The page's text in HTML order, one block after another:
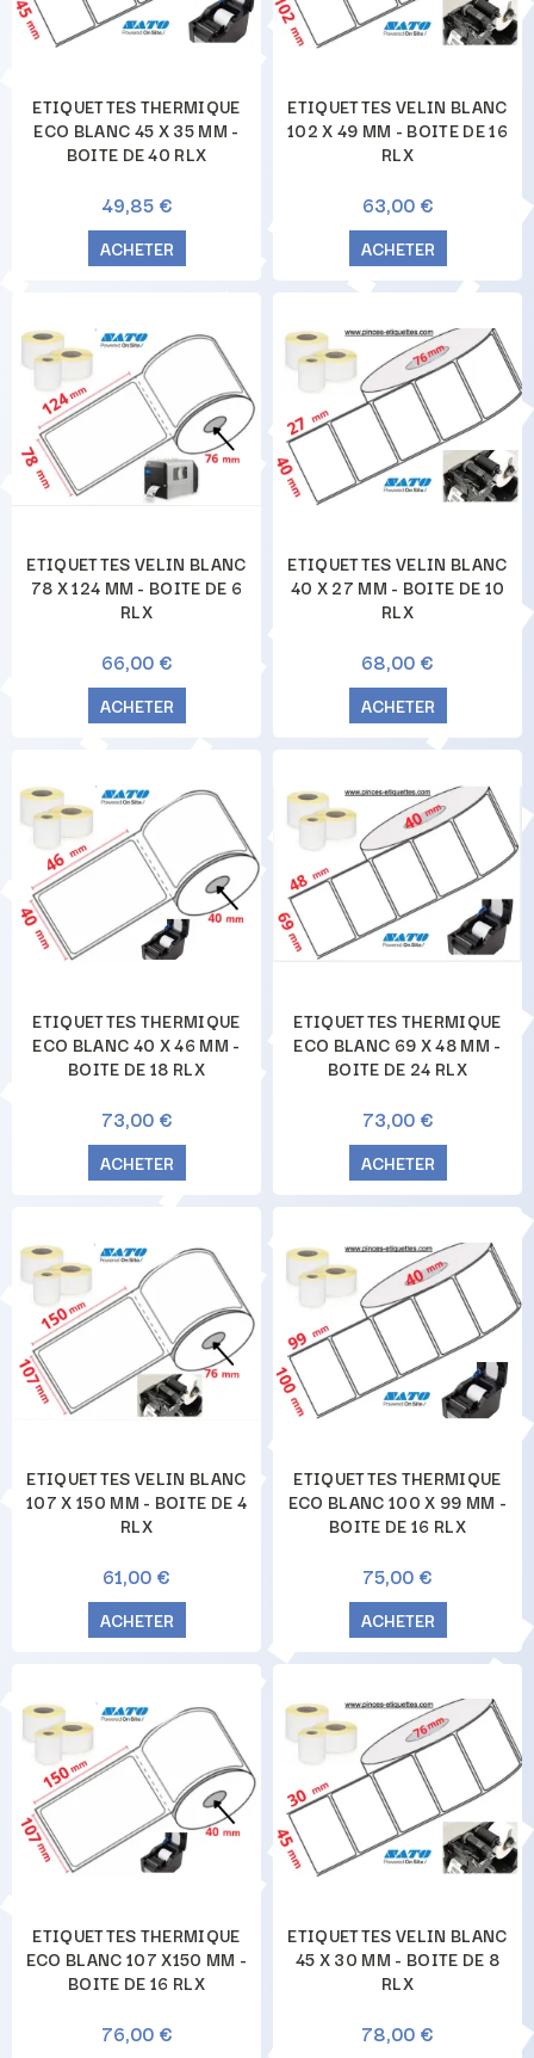
ETIQUETTES THERMIQUE
ECO BLANC 45 X 35 MM -
BOITE DE 40 RLX
49,85 €
ACHETER
ETIQUETTES VELIN BLANC
102 X 49 MM - BOITE DE 16
RLX
63,00 €
ACHETER
ETIQUETTES VELIN BLANC
78 X 124 MM - BOITE DE 6
RLX
66,00 €
ACHETER
ETIQUETTES VELIN BLANC
40 X 27 MM - BOITE DE 10
RLX
68,00 €
ACHETER
ETIQUETTES THERMIQUE
ECO BLANC 40 X 46 MM -
BOITE DE 18 RLX
73,00 €
ACHETER
ETIQUETTES THERMIQUE
ECO BLANC 69 X 48 MM -
BOITE DE 24 RLX
73,00 €
ACHETER
ETIQUETTES VELIN BLANC
107 X 150 MM - BOITE DE 4
RLX
61,00 €
ACHETER
ETIQUETTES THERMIQUE
ECO BLANC 100 X 99 MM -
BOITE DE 16 RLX
75,00 €
ACHETER
ETIQUETTES THERMIQUE
ECO BLANC 107 X150 MM -
BOITE DE 16 RLX
76,00 €
ETIQUETTES VELIN BLANC
45 X 30 MM - BOITE DE 8
RLX
78,00 €